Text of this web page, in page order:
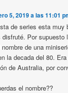
5, 2019 a las 11:01
de series esta muy
Por supuesto
de una
la decada del 80.
de Australia, por
el nombre??